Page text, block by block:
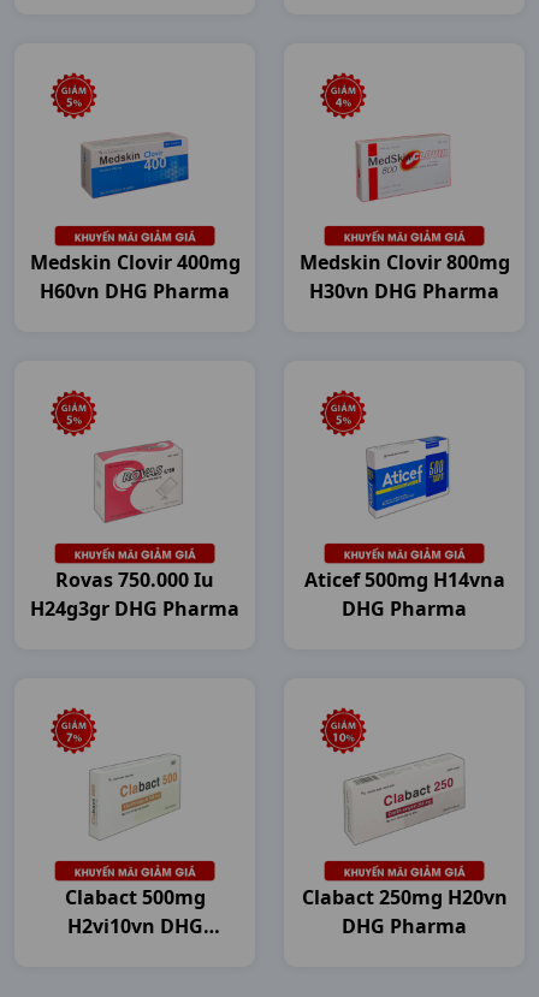
Medskin Clovir 400mg
H60vn DHG Pharma
Medskin Clovir 800mg
H30vn DHG Pharma
Rovas 750.000 Iu
H24g3gr DHG Pharma
Aticef 500mg H14vna
DHG Pharma
Clabact 500mg
H2vi10vn DHG
Clabact 250mg H20vn
DHG Pharma